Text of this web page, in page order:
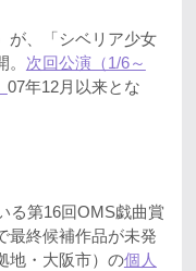
が、「シベリア少女
次回公演（1/6～
07年12月以来とな
る第16回OMS戯曲賞
最終候補作品が未発
地・大阪市）の個人